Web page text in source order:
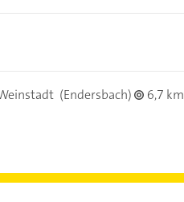
(Endersbach)
6,7 km